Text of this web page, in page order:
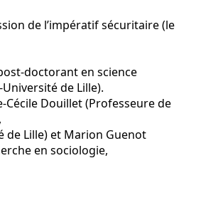
de l’impératif sécuritaire (le
doctorant en science
de Lille).
Cécile Douillet (Professeure de
de Lille) et Marion Guenot
en sociologie,